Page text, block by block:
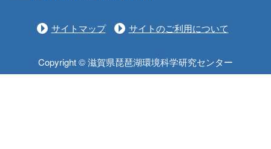
サイトマップ サイトのご利用について
Copyright © 滋賀県琵琶湖環境科学研究センター